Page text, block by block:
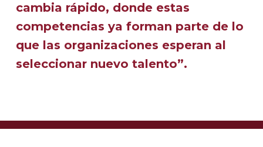
cambia rápido, donde estas
competencias ya forman parte de lo
que las organizaciones esperan al
seleccionar nuevo talento”.